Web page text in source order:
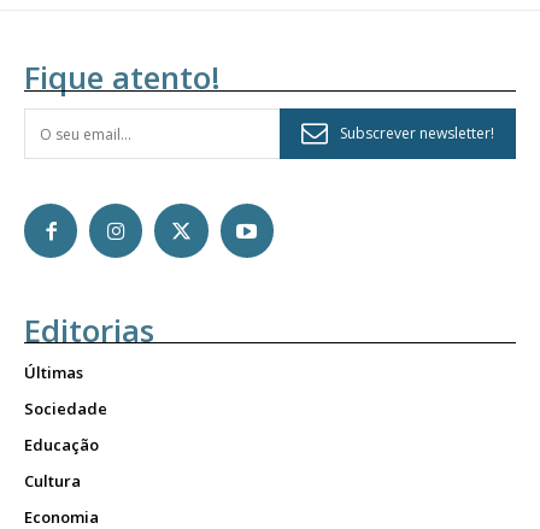
Fique atento!
Subscrever newsletter!
Editorias
Últimas
Sociedade
Educação
Cultura
Economia